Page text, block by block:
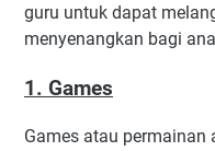
guru untuk dapat
menyenangkan bagi
1. Games
Games atau